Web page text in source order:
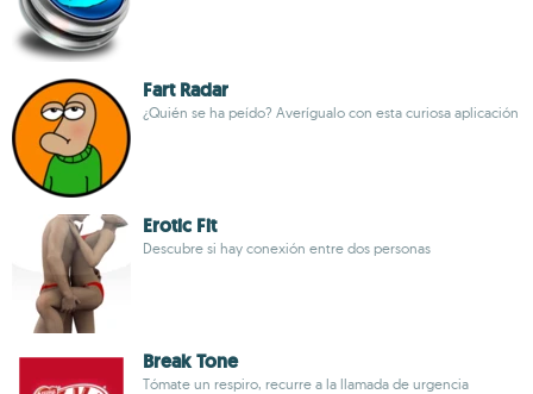
Fart Radar
¿Quién se ha peído? Averígualo con esta curiosa aplicación
Erotic Fit
Descubre si hay conexión entre dos personas
Break Tone
Tómate un respiro, recurre a la llamada de urgencia